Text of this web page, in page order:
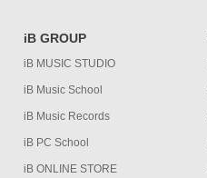
iB GROUP
iB MUSIC STUDIO
iB Music School
iB Music Records
iB PC School
iB ONLINE STORE